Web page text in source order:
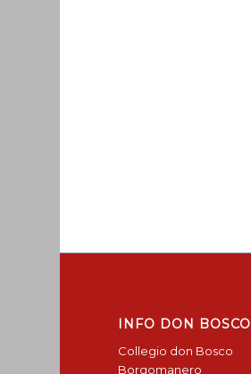
INFO DON BOSCO
Collegio don Bosco
Borgomanero